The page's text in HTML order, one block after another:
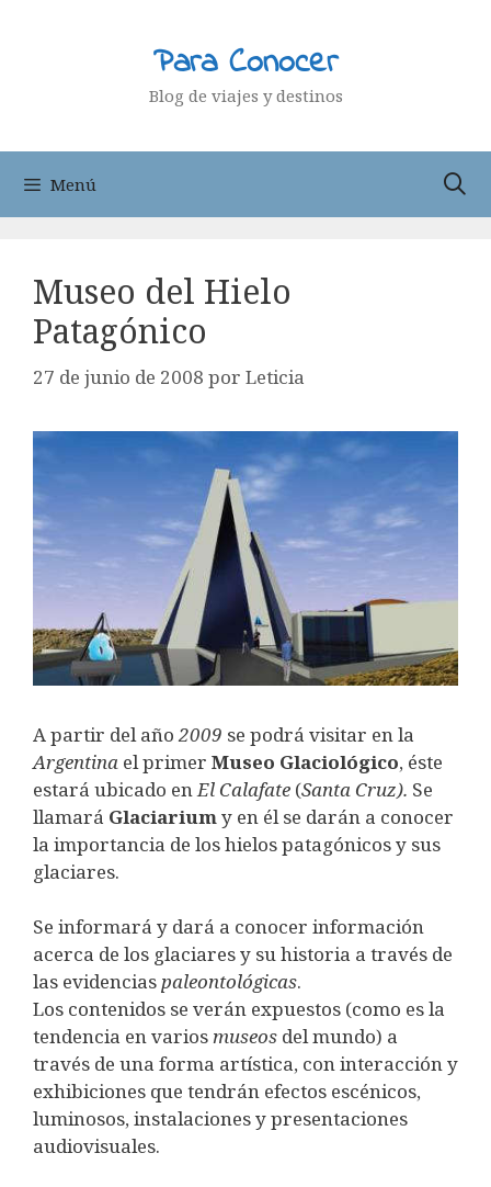
Para Conocer
Blog de viajes y destinos
Menú
Museo del Hielo
Patagónico
27 de junio de 2008 por Leticia
A partir del año2009 se podrá visitar en la
Argentina el primer Museo Glaciológico, éste
estará ubicado enEl Calafate (Santa Cruz). Se
llamará Glaciariumy en él se darán a conocer
la importancia de los hielos patagónicos y sus
glaciares.
Se informará y dará a conocer información
acerca de los glaciares y su historia a través de
las evidenciaspaleontológicas.
Los contenidos se verán expuestos (como es la
tendencia en variosmuseos del mundo) a
través de una forma artística, con interacción y
exhibiciones que tendrán efectos escénicos,
luminosos, instalaciones y presentaciones
audiovisuales.